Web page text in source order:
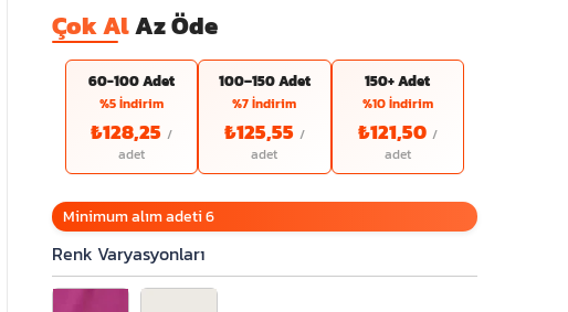
Çok AlAz Öde
60-100 Adet
%5 İndirim
₺128,25
100–150 Adet
%7 İndirim
₺125,55
150+ Adet
%10 İndirim
₺121,50
Minimum alım adeti 6
Renk Varyasyonları